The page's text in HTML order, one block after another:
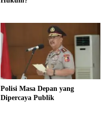
Polisi Masa Depan yang
Dipercaya Publik